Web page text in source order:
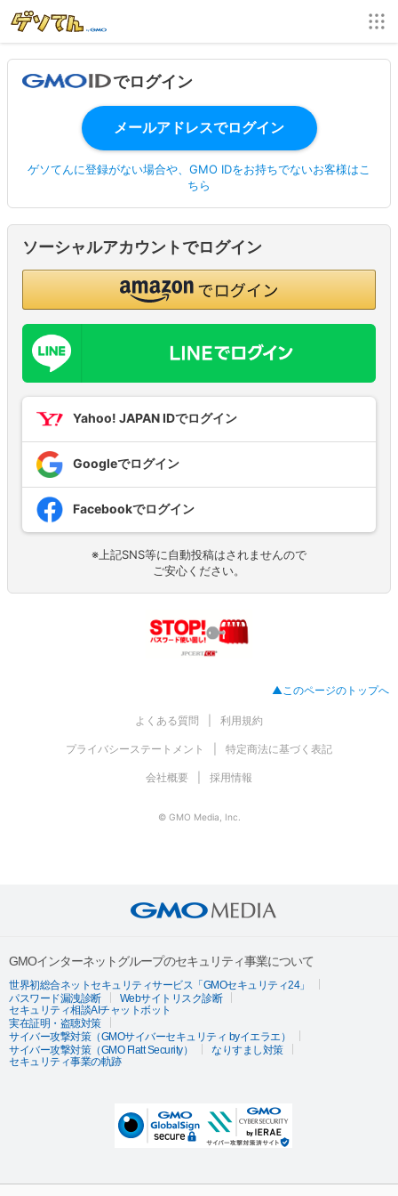
でログイン
ゲソてんに登録がない場合や、GMO IDをお持ちでないお客様はこ
ちら
ソーシャルアカウントでログイン
Yahoo! JAPAN IDでログイン
Googleでログイン
Facebookでログイン
※上記SNS等に自動投稿はされませんので
ご安心ください。
▲このページのトップへ
よくある質問 利用規約
プライバシーステートメント 特定商法に基づく表記
会社概要 採用情報
© GMO Media, Inc.
GMOインターネットグループのセキュリティ事業について
世界初総合ネットセキュリティサービス「GMOセキュリティ24」
パスワード漏洩診断
Webサイトリスク診断
セキュリティ相談AIチャットボット
実在証明・盗聴対策
サイバー攻撃対策（GMOサイバーセキュリティ byイエラエ）
サイバー攻撃対策（GMO Flatt Security）
なりすまし対策
セキュリティ事業の軌跡